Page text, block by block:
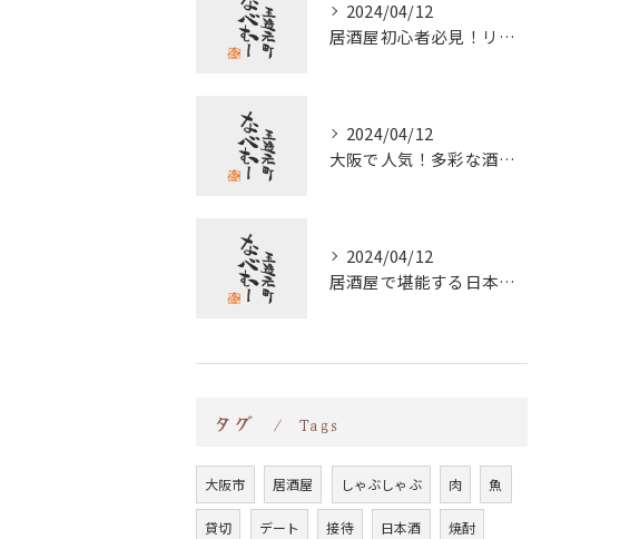
2024/04/12
居酒屋初心者必見！リーズナブルで美味しい料理ランキングTOP10！
2024/04/12
大阪で人気！多彩な酒と料理が自慢の居酒屋
2024/04/12
居酒屋で堪能する日本酒の美味しさと相性抜群のつまみメニュー
タグ Tags
大阪市 居酒屋 しゃぶしゃぶ 肉 魚
貸切 デート 接待 日本酒 焼酎